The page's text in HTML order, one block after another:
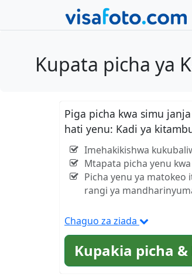
Kupata picha ya
Piga picha kwa simu
hati yenu: Kadi ya
Imehakikishwa
Mtapata picha yenu
Picha yenu ya
rangi ya
Chaguo za ziada
Kupakia picha &